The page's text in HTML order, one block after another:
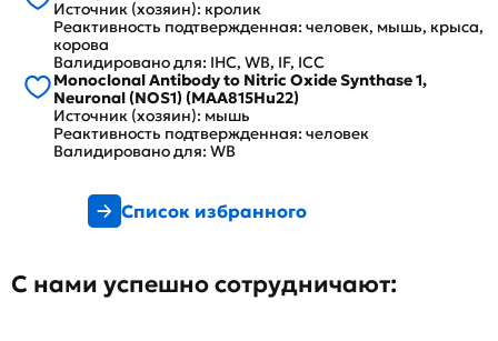
Источник (хозяин): кролик
Реактивность подтвержденная: человек, мышь, крыса,
корова
Валидировано для: IHC, WB, IF, ICC
Monoclonal Antibody to Nitric Oxide Synthase 1,
Neuronal (NOS1) (MAA815Hu22)
Источник (хозяин): мышь
Реактивность подтвержденная: человек
Валидировано для: WB
Список избранного
С нами успешно сотрудничают: